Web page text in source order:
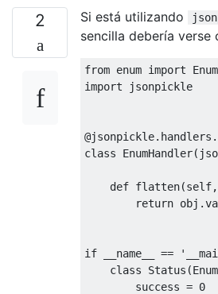
2 Si está utilizando
sencilla debería verse
from enum import
import jsonpickle
class
EnumHandler(
def flatten(
return
if __name__ ==
class
Status (Enum
        success =
0